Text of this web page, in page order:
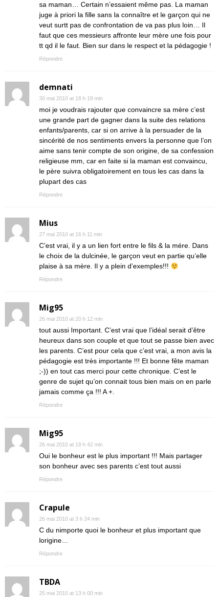
sa maman… Certain n’essaient même pas. La maman
juge à priori la fille sans la connaître et le garçon qui ne
veut surtt pas de confrontation de va pas plus loin… Il
faut que ces messieurs affronte leur mère une fois pour
tt qd il le faut. Bien sur dans le respect et la pédagogie !
Répondre
demnati
30 mai 2010 at 18 h 19 min
moi je voudrais rajouter que convaincre sa mère c’est
une grande part de gagner dans la suite des relations
enfants/parents, car si on arrive à la persuader de la
sincérité de nos sentiments envers la personne que l’on
aime sans tenir compte de son origine, de sa confession
religieuse mm, car en faite si la maman est convaincu,
le père suivra obligatoirement en tous les cas dans la
plupart des cas
Répondre
Mius
27 mai 2010 at 16 h 11 min
C’est vrai, il y a un lien fort entre le fils & la mére. Dans
le choix de la dulcinée, le garçon veut en partie qu’elle
plaise à sa mère. Il y a plein d’exemples!!!
Répondre
Mig95
26 mai 2010 at 20 h 12 min
tout aussi Important. C’est vrai que l’idéal serait d’être
heureux dans son couple et que tout se passe bien avec
les parents. C’est pour cela que c’est vrai, a mon avis la
pédagogie est très importante !!! Et bonne fête maman
;-)) en tout cas merci pour cette chronique. C’est le
genre de sujet qu’on connait tous bien mais on en parle
jamais comme ça !!! A +.
Répondre
Mig95
26 mai 2010 at 19 h 42 min
Oui le bonheur est le plus important !!! Mais partager
son bonheur avec ses parents c’est tout aussi
Répondre
Crapule
26 mai 2010 at 3 h 24 min
C du nimporte quoi le bonheur et plus important que
lorigine…
Répondre
TBDA
25 mai 2010 at 13 h 00 min